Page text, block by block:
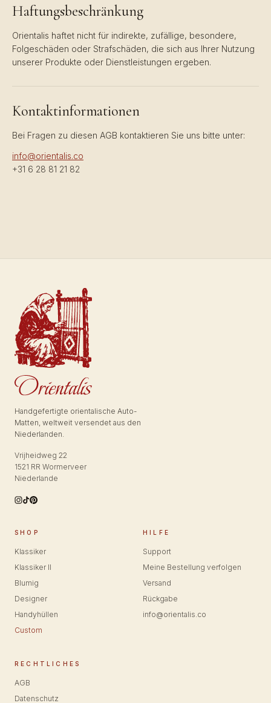
Haftungsbeschränkung
Orientalis haftet nicht für indirekte, zufällige, besondere,
Folgeschäden oder Strafschäden, die sich aus Ihrer Nutzung
unserer Produkte oder Dienstleistungen ergeben.
Kontaktinformationen
Bei Fragen zu diesen AGB kontaktieren Sie uns bitte unter:
info@orientalis.co
+31 6 28 81 21 82
Handgefertigte orientalische Auto-
Matten, weltweit versendet aus den
Niederlanden.
Vrijheidweg 22
1521 RR Wormerveer
Niederlande
SHOP
Klassiker
Klassiker II
Blumig
Designer
Handyhüllen
Custom
HILFE
Support
Meine Bestellung verfolgen
Versand
Rückgabe
info@orientalis.co
RECHTLICHES
AGB
Datenschutz